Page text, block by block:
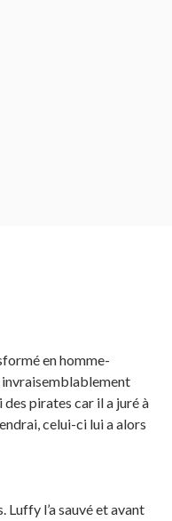
en homme-
pirates car il a juré à
celui-ci lui a alors
Luffy l’a sauvé et avant